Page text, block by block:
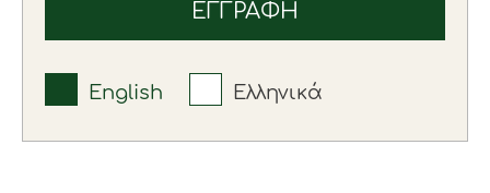
English Ελληνικά